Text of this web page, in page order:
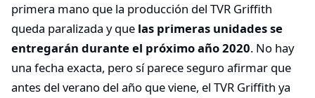
primera mano que la producción del TVR Griffith
queda paralizada y que las primeras unidades se
entregarán durante el próximo año 2020. No hay
una fecha exacta, pero sí parece seguro afirmar que
antes del verano del año que viene, el TVR Griffith ya